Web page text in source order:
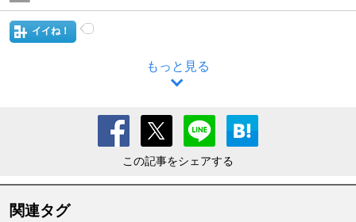
イイね！
もっと見る
この記事をシェアする
関連タグ